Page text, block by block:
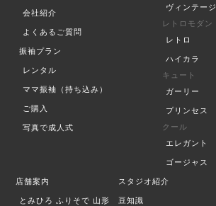
会社紹介
よくあるご質問
振袖プラン
レンタル
ママ振袖（持ち込み）
ご購入
写真で成人式
ヴィンテージ
レトロモダン
レトロ
ハイカラ
キュート
ガーリー
プリンセス
クール
エレガント
ゴージャス
店舗案内
とみひろ ふりそで 山形
スタジオ紹介
豆知識